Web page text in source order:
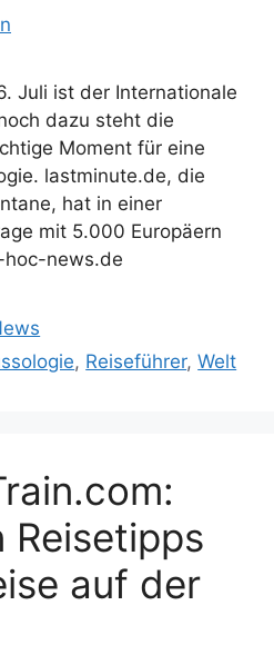
Juli ist der Internationale
dazu steht die
Moment für eine
lastminute.de, die
hat in einer
mit 5.000 Europäern
news.de
, Reiseführer,Welt
Reisetipps
auf der